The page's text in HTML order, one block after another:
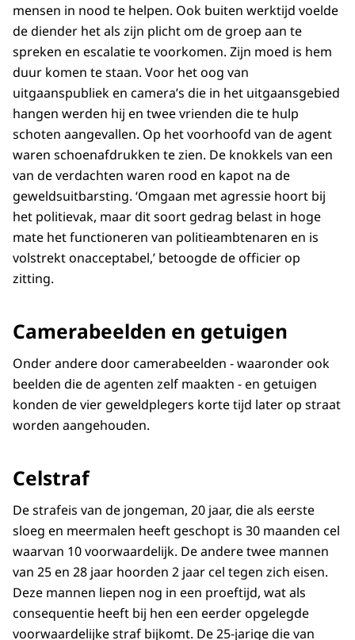
mensen in nood te helpen. Ook buiten werktijd voelde
de diender het als zijn plicht om de groep aan te
spreken en escalatie te voorkomen. Zijn moed is hem
duur komen te staan. Voor het oog van
uitgaanspubliek en camera’s die in het uitgaansgebied
hangen werden hij en twee vrienden die te hulp
schoten aangevallen. Op het voorhoofd van de agent
waren schoenafdrukken te zien. De knokkels van een
van de verdachten waren rood en kapot na de
geweldsuitbarsting. ‘Omgaan met agressie hoort bij
het politievak, maar dit soort gedrag belast in hoge
mate het functioneren van politieambtenaren en is
volstrekt onacceptabel,’ betoogde de officier op
zitting.
Camerabeelden en getuigen
Onder andere door camerabeelden - waaronder ook
beelden die de agenten zelf maakten - en getuigen
konden de vier geweldplegers korte tijd later op straat
worden aangehouden.
Celstraf
De strafeis van de jongeman, 20 jaar, die als eerste
sloeg en meermalen heeft geschopt is 30 maanden cel
waarvan 10 voorwaardelijk. De andere twee mannen
van 25 en 28 jaar hoorden 2 jaar cel tegen zich eisen.
Deze mannen liepen nog in een proeftijd, wat als
consequentie heeft bij hen een eerder opgelegde
voorwaardelijke straf bijkomt. De 25-jarige die van